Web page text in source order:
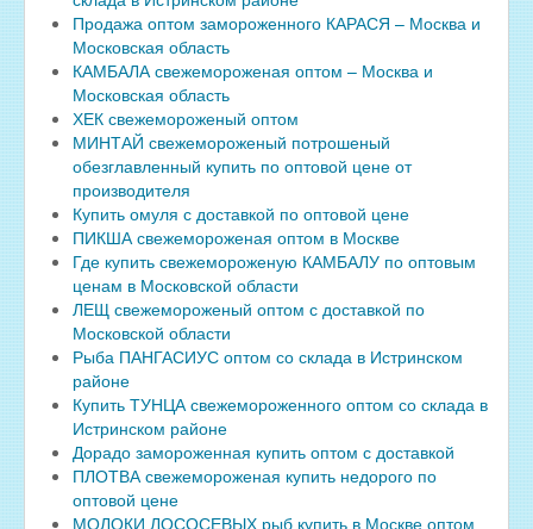
Продажа оптом замороженного КАРАСЯ – Москва и
Московская область
КАМБАЛА свежемороженая оптом – Москва и
Московская область
ХЕК свежемороженый оптом
МИНТАЙ свежемороженый потрошеный
обезглавленный купить по оптовой цене от
производителя
Купить омуля с доставкой по оптовой цене
ПИКША свежемороженая оптом в Москве
Где купить свежемороженую КАМБАЛУ по оптовым
ценам в Московской области
ЛЕЩ свежемороженый оптом с доставкой по
Московской области
Рыба ПАНГАСИУС оптом со склада в Истринском
районе
Купить ТУНЦА свежемороженного оптом со склада в
Истринском районе
Дорадо замороженная купить оптом с доставкой
ПЛОТВА свежемороженая купить недорого по
оптовой цене
МОЛОКИ ЛОСОСЕВЫХ рыб купить в Москве оптом